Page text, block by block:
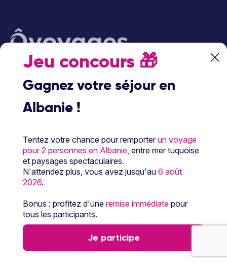
À propos d’Ôvoyages
Besoin d’aide
© 2026 Ôvoyages
Jeu concours 🎁
Gagnez votre séjour en
Albanie !
Tentez votre chance pour remporterun voyage
pour 2 personnes en Albanie, entre mer tuquoise
et paysages spectaculaires.
N'attendez plus, vous avez jusqu'au 6 août
2026.
Bonus : profitez d'une remise immédiate pour
tous les participants.
Je participe